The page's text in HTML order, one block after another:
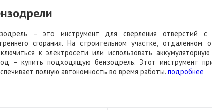
– это инструмент для сверления отверстий с
сгорания. На строительном участке,
к электросети или использовать
– купить подходящую бензодрель. Этот инструмент
полную автономность во время работы. подробнее